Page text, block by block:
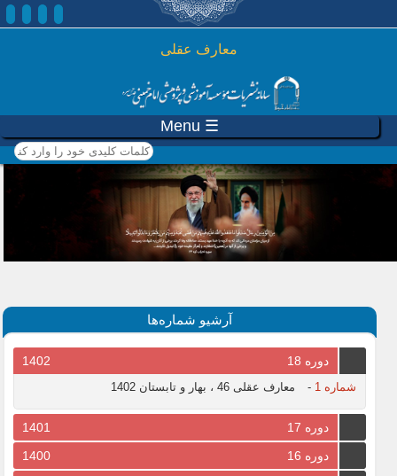
رفتن به محتوای اصلی
معارف عقلی
☰ Menu
کلمات کلیدی خود را وارد
کنید
آرشیو شماره‌ها
دوره 18 1402
شماره 1 - معارف عقلی 46 ، بهار و تابستان 1402
دوره 17
1401
دوره 16
1400